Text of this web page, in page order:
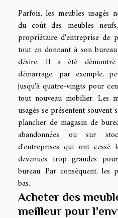
Parfois, les meubles usagés
du coût des meubles
propriétaire d'entreprise de
tout en donnant à son
désire. Il a été
démarrage, par exemple,
jusqu'à quatre-vingts pour
tout nouveau mobilier. Les
usagés se présentent souvent
plancher de magasin de
abandonnées ou sur
d'entreprises qui ont
devenues trop grandes
bureau. Par conséquent, les
bas.
Acheter des
meilleur pour